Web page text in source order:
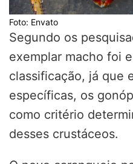
Foto: Envato
Segundo os
exemplar macho foi
classificação, já que
específicas, os
como critério
desses crustáceos.